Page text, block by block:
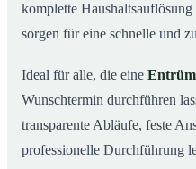
komplette
sorgen für eine schnelle und
Ideal für alle, die eine
Wunschtermin durchführen
transparente Abläufe, feste
professionelle Durchführung